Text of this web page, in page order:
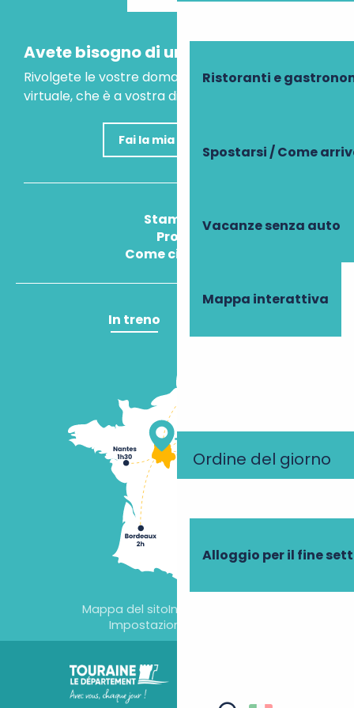
Ristoranti e
Spostarsi / Come
Vacanze senza auto
Mappa interattiva
Ordine del giorno
Alloggio per il fine
Avete bisogno di un consiglio?
Rivolgete le vostre domande al nostro assistente
virtuale, che è a vostra disposizione per aiutarvi.
Fai la mia domanda
Stampa
Pros
Come ci arrivo?
In treno
Mappa del sitoInformazioni legali
Impostazioni dei cookie